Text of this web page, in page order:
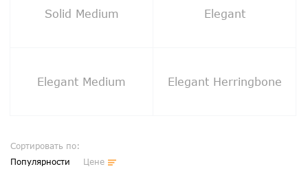
Solid Medium Elegant
Elegant Medium Elegant Herringbone
Сортировать по:
Популярности
Цене